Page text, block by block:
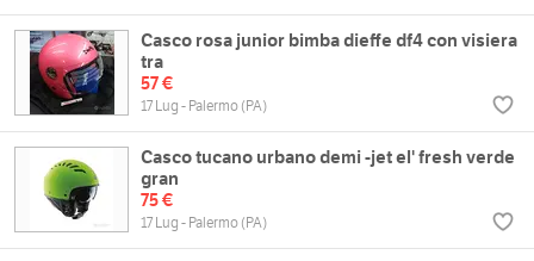
Casco rosa junior bimba dieffe df4 con visiera
tra
57 €
17 Lug - Palermo (PA)
Casco tucano urbano demi -jet el' fresh verde
gran
75 €
17 Lug - Palermo (PA)